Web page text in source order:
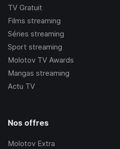
TV Gratuit
Films streaming
Séries streaming
Sport streaming
Molotov TV Awards
Mangas streaming
Actu TV
Nos offres
Molotov Extra